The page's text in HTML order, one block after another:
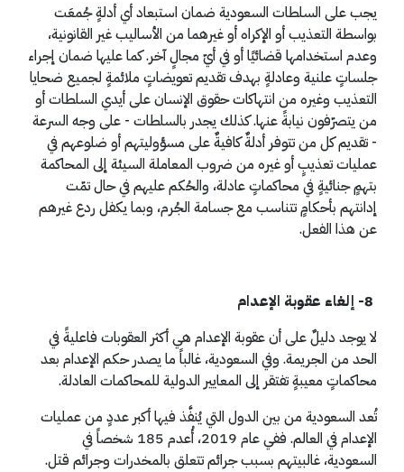
يجب على السلطات السعودية ضمان استبعاد أي أدلةٍ جُمعَت
بواسطة التعذيب أو الإكراه أو غيرهما من الأساليب غير القانونية،
وعدم استخدامها قضائيًا أو في أيّ مجالٍ آخر. كما عليها ضمان إجراء
جلساتٍ علنية وعادلةٍ بهدف تقديم تعويضاتٍ ملائمةٍ لجميع ضحايا
التعذيب وغيره من انتهاكات حقوق الإنسان على أيدي السلطات أو
من يتصرّفون نيابةً عنها. كذلك يجدر بالسلطات - على وجه السرعة
- تقديم كل من تتوفر أدلةٌ كافيةٌ على مسؤوليتهم أو ضلوعهم في
عمليات تعذيبٍ أو غيره من ضروب المعاملة السيئة إلى المحاكمة
بتهمٍ جنائيةٍ في محاكماتٍ عادلة، والحُكم عليهم في حال تمّت
إدانتهم بأحكامٍ تتناسب مع جسامة الجُرم، وبما يكفل ردع غيرهم
عن هذا الفعل.
لا يوجد دليلٌ على أن عقوبة الإعدام هي أكثر العقوبات فاعليةً في
الحد من الجريمة. وفي السعودية، غالباً ما يصدر حكم الإعدام بعد
محاكماتٍ معيبةٍ تفتقر إلى المعايير الدولية للمحاكمات العادلة.
تُعد السعودية من بين الدول التي يُنفَّذ فيها أكبر عددٍ من عمليات
الإعدام في العالم. ففي عام 2019، أُعدم 185 شخصاً في
السعودية، غالبيتهم بسبب جرائم تتعلق بالمخدرات وجرائم قتل.